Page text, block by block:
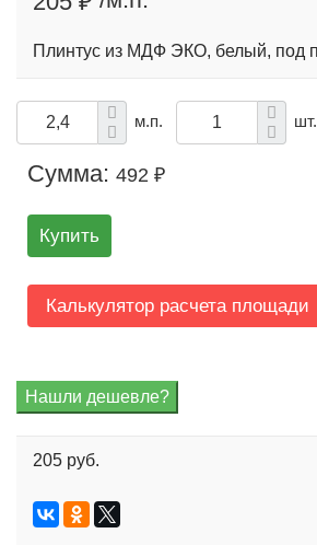
Плинтус из МДФ ЭКО, белый, под
м.п. шт.
Сумма: 492 ₽
Купить
Калькулятор расчета площади
205 руб.